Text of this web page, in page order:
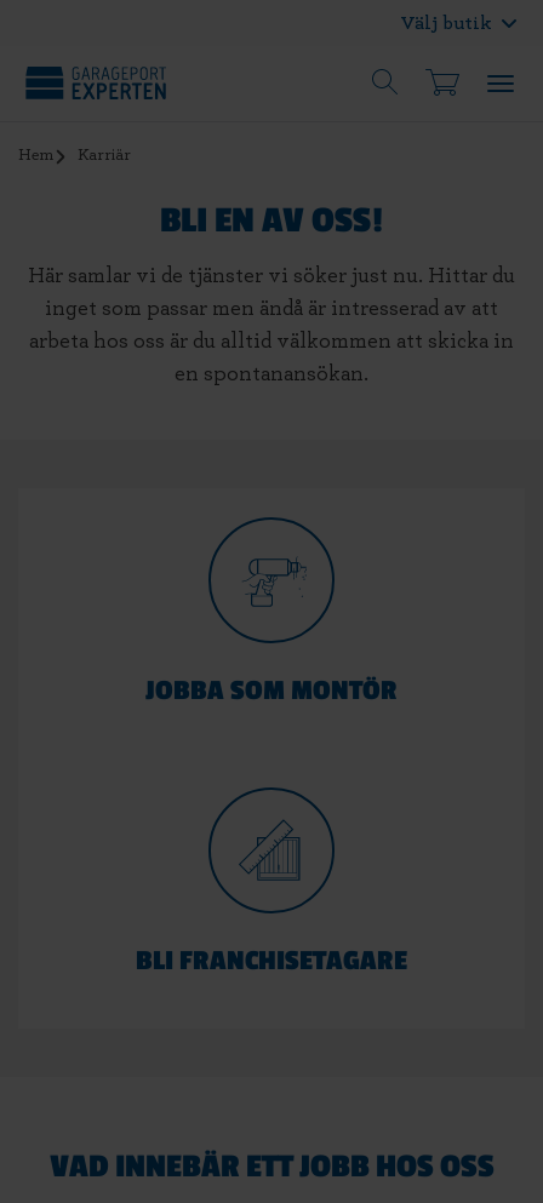
Välj butik
Hem Karriär
BLI EN AV OSS!
Här samlar vi de tjänster vi söker just nu. Hittar du
inget som passar men ändå är intresserad av att
arbeta hos oss är du alltid välkommen att skicka in
en spontanansökan.
JOBBA SOM MONTÖR
BLI FRANCHISETAGARE
VAD INNEBÄR ETT JOBB HOS OSS